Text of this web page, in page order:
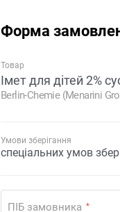
Форма
Товар
Імет для дітей 2%
Berlin-Chemie (Menarini
Умови зберігання
спеціальних умов
ПІБ замовника *